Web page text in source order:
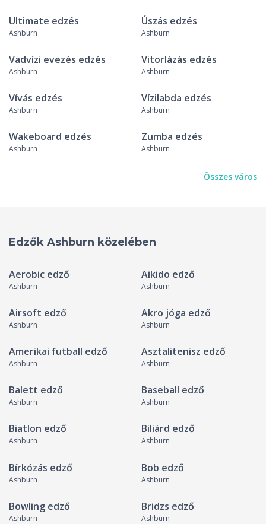
Ultimate edzés
Ashburn
Úszás edzés
Ashburn
Vadvízi evezés edzés
Ashburn
Vitorlázás edzés
Ashburn
Vívás edzés
Ashburn
Vízilabda edzés
Ashburn
Wakeboard edzés
Ashburn
Zumba edzés
Ashburn
Összes város
Edzők Ashburn közelében
Aerobic edző
Ashburn
Aikido edző
Ashburn
Airsoft edző
Ashburn
Akro jóga edző
Ashburn
Amerikai futball edző
Ashburn
Asztalitenisz edző
Ashburn
Balett edző
Ashburn
Baseball edző
Ashburn
Biatlon edző
Ashburn
Biliárd edző
Ashburn
Bírkózás edző
Ashburn
Bob edző
Ashburn
Bowling edző
Ashburn
Bridzs edző
Ashburn